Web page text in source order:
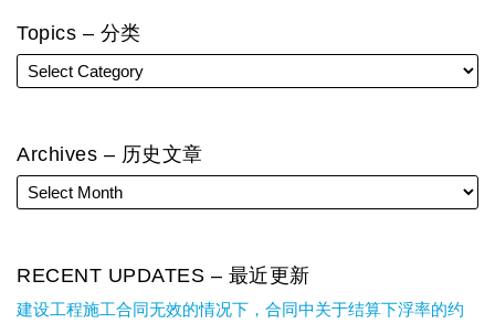
Topics – 分类
Archives – 历史文章
RECENT UPDATES – 最近更新
建设工程施工合同无效的情况下，合同中关于结算下浮率的约